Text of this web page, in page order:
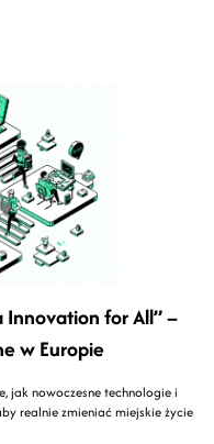
Innovation for All” –
w Europie
jak nowoczesne technologie i
realnie zmieniać miejskie życie